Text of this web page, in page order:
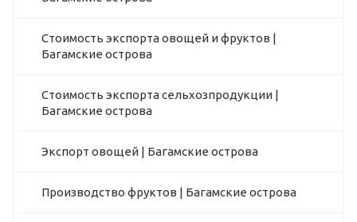
Стоимость экспорта овощей и фруктов |
Багамские острова
Стоимость экспорта сельхозпродукции |
Багамские острова
Экспорт овощей | Багамские острова
Производство фруктов | Багамские острова